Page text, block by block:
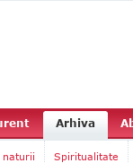
Arhiva
naturii Spiritualitate